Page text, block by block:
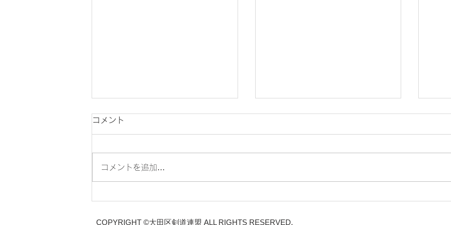
【第79回大田区春季剣道大
会】結果
「第79回大田区民スポーツ大
会春季剣道大会」進行上の連
第
コメント
コメントを追加…
COPYRIGHT ©大田区剣道連盟 ALL RIGHTS RESERVED.